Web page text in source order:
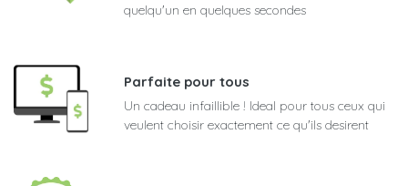
quelqu'un en quelques secondes
Parfaite pour tous
Un cadeau infaillible ! Ideal pour tous ceux qui
veulent choisir exactement ce qu'ils desirent